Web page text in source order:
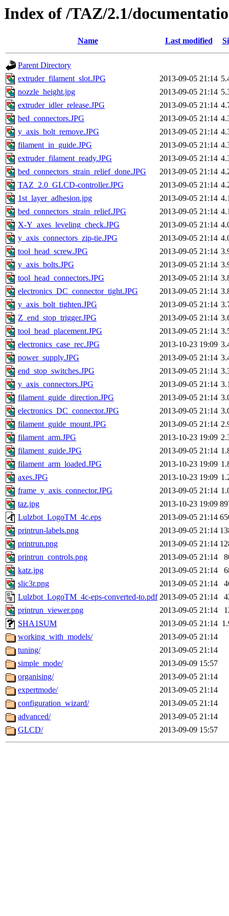
Index of /TAZ/2.1/
Name Last modified
Parent Directory
extruder_filament_slot.JPG
2013-09-05 21:14
nozzle_height.jpg
2013-09-05 21:14
extruder_idler_release.JPG
2013-09-05 21:14
bed_connectors.JPG
2013-09-05 21:14
y_axis_bolt_remove.JPG
2013-09-05 21:14
filament_in_guide.JPG
2013-09-05 21:14
extruder_filament_ready.JPG
2013-09-05 21:14
bed_connectors_strain_relief_done.JPG
2013-09-05 21:14
TAZ_2.0_GLCD-controller.JPG
2013-09-05 21:14
1st_layer_adhesion.jpg
2013-09-05 21:14
bed_connectors_strain_relief.JPG
2013-09-05 21:14
X-Y_axes_leveling_check.JPG
2013-09-05 21:14
y_axis_connectors_zip-tie.JPG
2013-09-05 21:14
tool_head_screw.JPG
2013-09-05 21:14
y_axis_bolts.JPG
2013-09-05 21:14
tool_head_connectors.JPG
2013-09-05 21:14
electronics_DC_connector_tight.JPG
2013-09-05 21:14
y_axis_bolt_tighten.JPG
2013-09-05 21:14
Z_end_stop_trigger.JPG
2013-09-05 21:14
tool_head_placement.JPG
2013-09-05 21:14
electronics_case_rec.JPG
2013-10-23 19:09
power_supply.JPG
2013-09-05 21:14
end_stop_switches.JPG
2013-09-05 21:14
y_axis_connectors.JPG
2013-09-05 21:14
filament_guide_direction.JPG
2013-09-05 21:14
electronics_DC_connector.JPG
2013-09-05 21:14
filament_guide_mount.JPG
2013-09-05 21:14
filament_arm.JPG
2013-10-23 19:09
filament_guide.JPG
2013-09-05 21:14
filament_arm_loaded.JPG
2013-10-23 19:09
axes.JPG
2013-10-23 19:09
frame_y_axis_connector.JPG
2013-09-05 21:14
taz.jpg
2013-10-23 19:09
Lulzbot_LogoTM_4c.eps
2013-09-05 21:14
printrun-labels.png
2013-09-05 21:14
printrun.png
2013-09-05 21:14
printrun_controls.png
2013-09-05 21:14
katz.jpg
2013-09-05 21:14
slic3r.png
2013-09-05 21:14
Lulzbot_LogoTM_4c-eps-converted-to.pdf 2013-09-05 21:14
printrun_viewer.png
2013-09-05 21:14
SHA1SUM
2013-09-05 21:14
working_with_models/
2013-09-05 21:14
tuning/
2013-09-05 21:14
simple_mode/
2013-09-09 15:57
organising/
2013-09-05 21:14
expertmode/
2013-09-05 21:14
configuration_wizard/
2013-09-05 21:14
advanced/
2013-09-05 21:14
GLCD/
2013-09-09 15:57